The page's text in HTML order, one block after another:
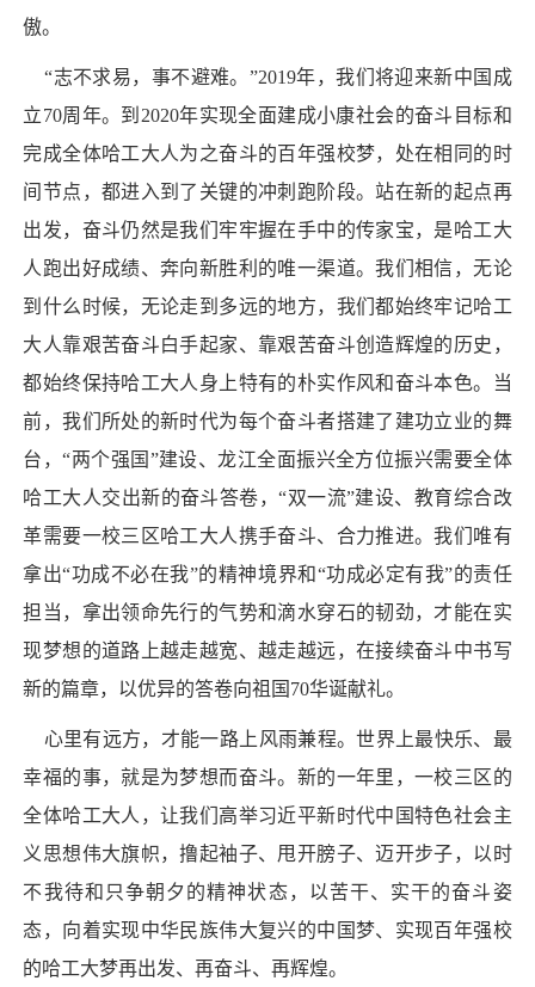
傲。
“志不求易，事不避难。”2019年，我们将迎来新中国成
立70周年。到2020年实现全面建成小康社会的奋斗目标和
完成全体哈工大人为之奋斗的百年强校梦，处在相同的时
间节点，都进入到了关键的冲刺跑阶段。站在新的起点再
出发，奋斗仍然是我们牢牢握在手中的传家宝，是哈工大
人跑出好成绩、奔向新胜利的唯一渠道。我们相信，无论
到什么时候，无论走到多远的地方，我们都始终牢记哈工
大人靠艰苦奋斗白手起家、靠艰苦奋斗创造辉煌的历史，
都始终保持哈工大人身上特有的朴实作风和奋斗本色。当
前，我们所处的新时代为每个奋斗者搭建了建功立业的舞
台，“两个强国”建设、龙江全面振兴全方位振兴需要全体
哈工大人交出新的奋斗答卷，“双一流”建设、教育综合改
革需要一校三区哈工大人携手奋斗、合力推进。我们唯有
拿出“功成不必在我”的精神境界和“功成必定有我”的责任
担当，拿出领命先行的气势和滴水穿石的韧劲，才能在实
现梦想的道路上越走越宽、越走越远，在接续奋斗中书写
新的篇章，以优异的答卷向祖国70华诞献礼。
心里有远方，才能一路上风雨兼程。世界上最快乐、最
幸福的事，就是为梦想而奋斗。新的一年里，一校三区的
全体哈工大人，让我们高举习近平新时代中国特色社会主
义思想伟大旗帜，撸起袖子、甩开膀子、迈开步子，以时
不我待和只争朝夕的精神状态，以苦干、实干的奋斗姿
态，向着实现中华民族伟大复兴的中国梦、实现百年强校
的哈工大梦再出发、再奋斗、再辉煌。